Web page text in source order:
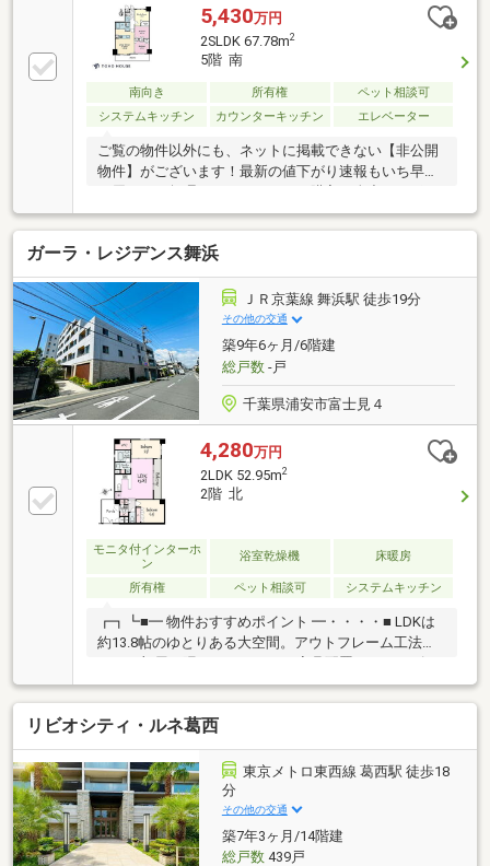
間を享受できます。■ LDKは約14.4帖の大空間。リビ
ングとダイニングのメリハリをつけやすい整形なレイ
アウトです。■ 約2.5帖のサービスルーム完備。リモー
トワーク空間や書斎、大型納戸としてマルチに活躍し
ます。■ 主寝室（洋室1）は広々約7.1帖！大型のウォ
ークインクローゼットも備えています。■ 各居室にク
た豊富な収納設計。
5,430万円
2SLDK 67.78m2
5階 南
南向き 所有権
ペット相談可
システムキッチン
カウンターキッチン エレベーター
ご覧の物件以外にも、ネットに掲載できない【非公開
物件】がございます！最新の値下がり速報もいち早く
お届けし、無理のないマイホーム購入を全力でサポー
トいたします！
ガーラ・レジデンス舞浜
ＪＲ京葉線 舞浜駅 徒歩19分
その他の交通
築9年6ヶ月/6階建
総戸数-戸
千葉県浦安市富士見４
4,280万円
2LDK 52.95m2
2階 北
モニタ付インターホ
ン
浴室乾燥機 床暖房
所有権 ペット相談可 システムキッチン
┏┓┗■━ 物件おすすめポイント ━・・・・■ LDKは
約13.8帖のゆとりある大空間。アウトフレーム工法に
よりお部屋の隅までスッキリ、家具配置もスムーズで
す 。■専用ポーチ付き。玄関前のプライバシーを確保
し、ベビーカーなどの一時置きにも便利です 。■ 大型
ウォークインクローゼット（約1.6帖）完備。衣類から
季節物までたっぷり収納可能です 。■ シューズクロー
ゼットやリネン庫など各所に機能的な収納スペースを
配置 ■ 対面式カウンターキッチンを採用。食器洗い乾
燥機付きで家事効率もアップします ■ 階下にお部屋が
ない独立性の高いポジション下層階への音漏れを気に
する必要がありません
リビオシティ・ルネ葛西
東京メトロ東西線 葛西駅 徒歩18
分
その他の交通
築7年3ヶ月/14階建
総戸数439戸